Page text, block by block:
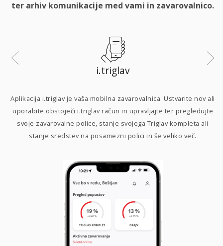
ter arhiv komunikacije med vami in zavarovalnico.
i.triglav
Aplikacija i.triglav je vaša mobilna zavarovalnica. Ustvarite nov ali
uporabite obstoječi i.triglav račun in upravljajte ter pregledujte
svoje zavarovalne police, stanje svojega Triglav kompleta ali
stanje sredstev na posamezni polici in še veliko več.